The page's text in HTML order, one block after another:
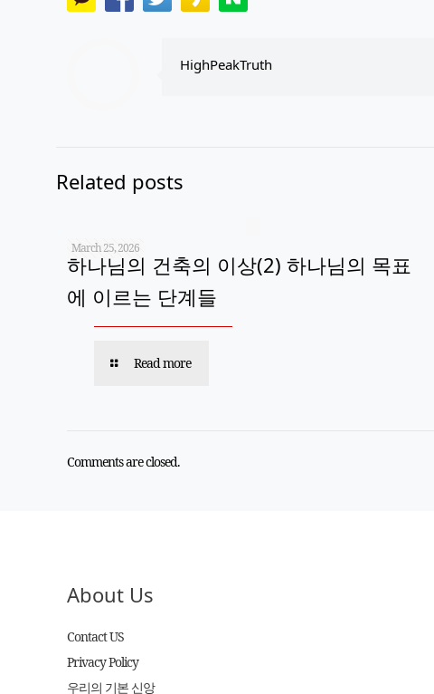
HighPeakTruth
Related posts
March 25, 2026
하나님의 건축의 이상(2) 하나님의 목표
에 이르는 단계들
Read more
Comments are closed.
About Us
Contact US
Privacy Policy
우리의 기본 신앙